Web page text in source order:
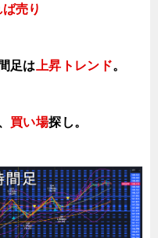
売り
足は 上昇トレンド。
買い場探し。